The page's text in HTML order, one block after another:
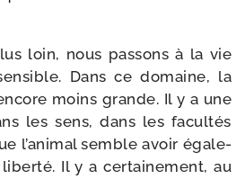
loin, nous pas­sons à la vie
Dans ce domaine, la
moins grande. Il y a une
les sens, dans les facul­tés
l’animal semble avoir éga­le­
Il y a cer­tai­ne­ment, au